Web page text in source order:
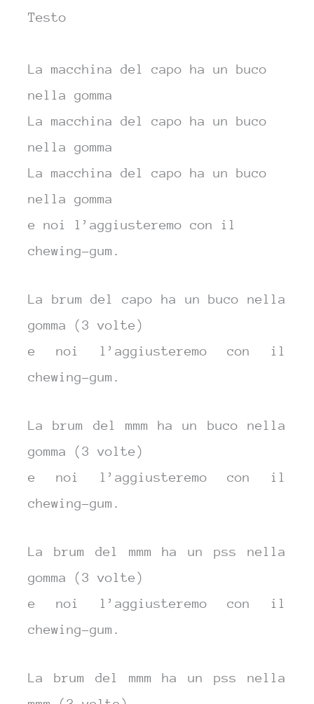
Testo
La macchina del capo ha un buco
nella gomma
La macchina del capo ha un buco
nella gomma
La macchina del capo ha un buco
nella gomma
e noi l’aggiusteremo con il
chewing-gum.
La brum del capo ha un buco nella
gomma (3 volte)
e noi l’aggiusteremo con il
chewing-gum.
La brum del mmm ha un buco nella
gomma (3 volte)
e noi l’aggiusteremo con il
chewing-gum.
La brum del mmm ha un pss nella
gomma (3 volte)
e noi l’aggiusteremo con il
chewing-gum.
La brum del mmm ha un pss nella